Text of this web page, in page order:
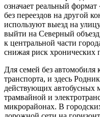
означает реальный формат
без переездов на другой
используют выезд на
выйти на Северный
к центральной части
снижая риск
Для семей без автомобиля
транспорта, и здесь
действующих автобусных
трамвайной и
микрорайонах. В